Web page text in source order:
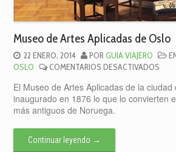
Museo de Artes Aplicadas de Oslo
22 ENERO, 2014 PORGUIA VIAJERO
OSLO
COMENTARIOS DESACTIVADOS
DE
El Museo de Artes Aplicadas de la ciudad
inaugurado en 1876 lo que lo convierten
más antiguos de Noruega.
Continuar leyendo →